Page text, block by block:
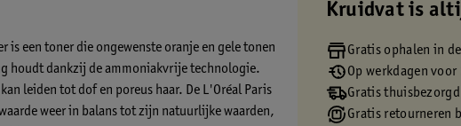
is een toner die ongewenste oranje en gele tonen
houdt dankzij de ammoniakvrije technologie.
leiden tot dof en poreus haar. De L'Oréal Paris
weer in balans tot zijn natuurlijke waarden,
Kruidvat is
Gratis ophalen in
Op werkdagen
Gratis
Gratis retourneren